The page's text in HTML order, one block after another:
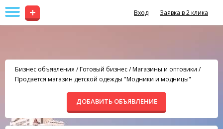
+ Вход Заявка в 2 клика
Бизнес объявления /Готовый бизнес/Магазины и оптовики /
Продается магазин детской одежды "Модники и модницы"
ДОБАВИТЬ ОБЪЯВЛЕНИЕ